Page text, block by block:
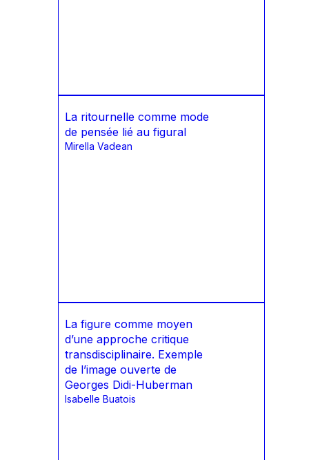
La ritournelle comme mode
de pensée lié au figural
Mirella Vadean
La figure comme moyen
d’une approche critique
transdisciplinaire. Exemple
de l’image ouverte de
Georges Didi-Huberman
Isabelle Buatois